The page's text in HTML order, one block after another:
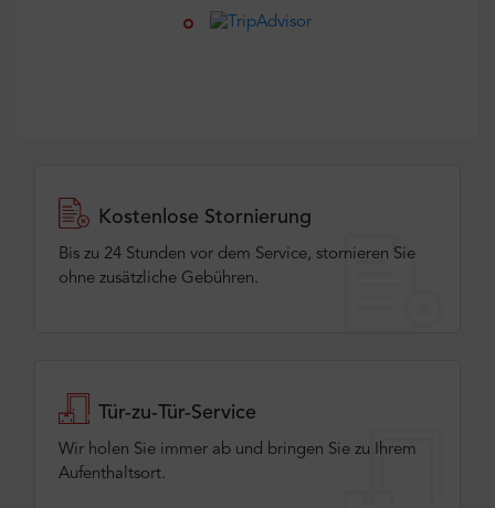
Kostenlose Stornierung
Bis zu 24 Stunden vor dem Service, stornieren Sie
ohne zusätzliche Gebühren.
Tür-zu-Tür-Service
Wir holen Sie immer ab und bringen Sie zu Ihrem
Aufenthaltsort.